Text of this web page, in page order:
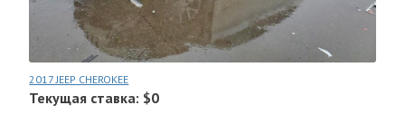
2017 JEEP CHEROKEE
Текущая ставка: $0